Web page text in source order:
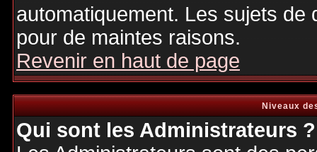
automatiquement. Les sujets
pour de maintes raisons.
Revenir en haut de page
Niveaux
Qui sont les Administrateurs ?